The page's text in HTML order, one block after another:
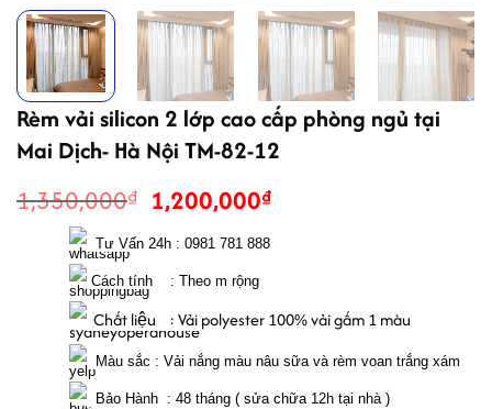
Rèm vải silicon 2 lớp cao cấp phòng ngủ tại
Mai Dịch- Hà Nội TM-82-12
1,350,000₫ Giá
là:
1,350,000₫.
1,200,000₫Giá
1,200,000₫.
Tư Vấn 24h : 0981 781 888
Cách tính    : Theo m rộng
Chất liệu    : Vải polyester 100% vải gấm 1 màu
Màu sắc : Vải nắng màu nâu sữa và rèm voan trắng xám
Bảo Hành  : 48 tháng ( sửa chữa 12h tại nhà )